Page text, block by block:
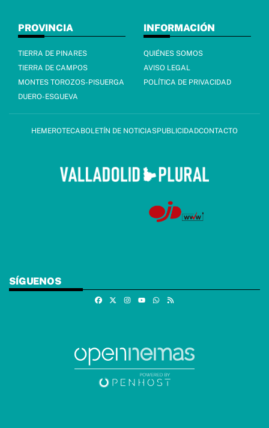
PROVINCIA
TIERRA DE PINARES
TIERRA DE CAMPOS
MONTES TOROZOS-PISUERGA
DUERO-ESGUEVA
INFORMACIÓN
QUIÉNES SOMOS
AVISO LEGAL
POLÍTICA DE PRIVACIDAD
HEMEROTECABOLETÍN DE NOTICIASPUBLICIDADCONTACTO
SÍGUENOS
FacebookInstagramWhatsapp